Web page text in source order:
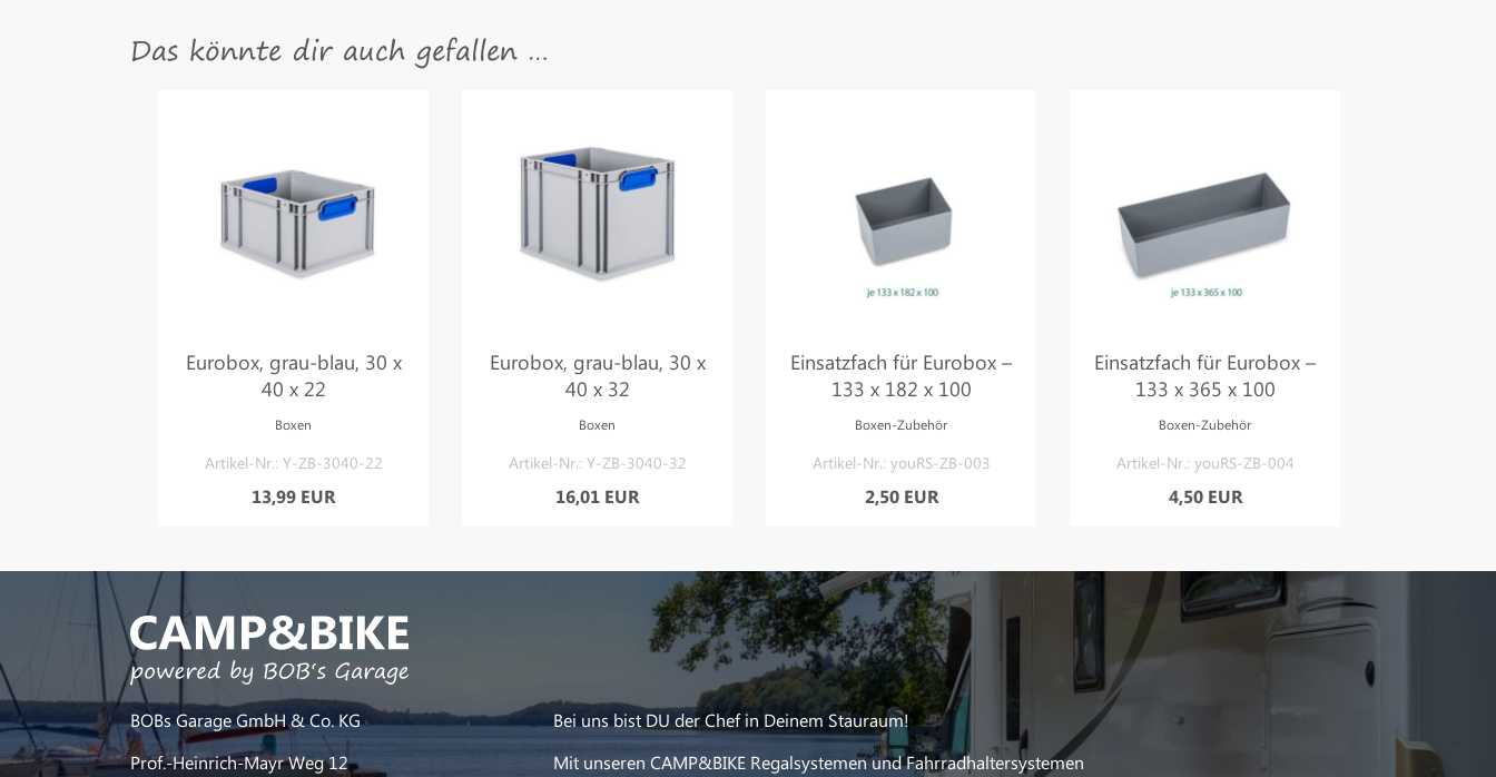
Das könnte dir auch gefallen …
Eurobox, grau-blau, 30 x
40 x 22
Boxen
Artikel-Nr.: Y-ZB-3040-22
13,99 EUR
Eurobox, grau-blau, 30 x
40 x 32
Boxen
Artikel-Nr.: Y-ZB-3040-32
16,01 EUR
Einsatzfach für Eurobox –
133 x 182 x 100
Boxen-Zubehör
Artikel-Nr.: youRS-ZB-003
2,50 EUR
Einsatzfach für Eurobox –
133 x 365 x 100
Boxen-Zubehör
Artikel-Nr.: youRS-ZB-004
4,50 EUR
BOBs Garage GmbH & Co. KG
Prof.-Heinrich-Mayr Weg 12
Bei uns bist DU der Chef in Deinem Stauraum!
Mit unseren CAMP&BIKE Regalsystemen und Fahrradhaltersystemen